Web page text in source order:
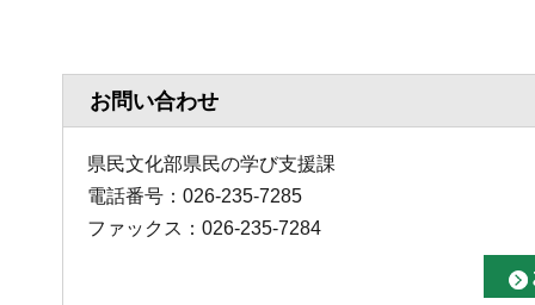
お問い合わせ
県民文化部県民の学び支援課
電話番号：026-235-7285
ファックス：026-235-7284